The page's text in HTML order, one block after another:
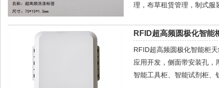
理，布草租赁管理，制式服
RFID超高频圆极化智能
RFID超高频圆极化智能柜
应用开发，侧面带安装孔
智能工具柜、智能试剂柜